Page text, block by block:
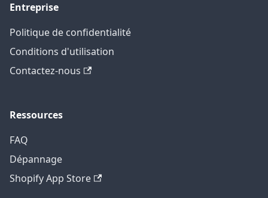
Entreprise
Politique de confidentialité
Conditions d'utilisation
Contactez-nous
Ressources
FAQ
Dépannage
Shopify App Store